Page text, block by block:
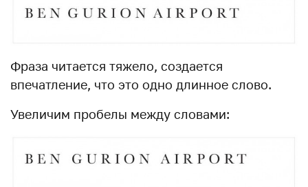
Фраза читается тяжело, создается
впечатление, что это одно длинное слово.
Увеличим пробелы между словами: